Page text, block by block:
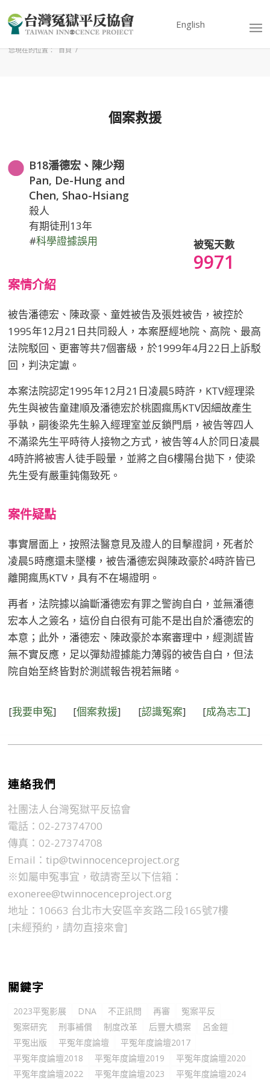
English
您現在的位置： 首頁 /
個案救援
被冤天數
9971
B18潘德宏、陳少翔
Pan, De-Hung and
Chen, Shao-Hsiang
殺人
有期徒刑13年
#科學證據誤用
案情介紹
被告潘德宏、陳政豪、童姓被告及張姓被告，被控於
1995年12月21日共同殺人，本案歷經地院、高院、最高
法院駁回、更審等共7個審級，於1999年4月22日上訴駁
回，判決定讞。
本案法院認定1995年12月21日凌晨5時許，KTV經理梁
先生與被告童建順及潘德宏於桃園瘋馬KTV因細故產生
爭執，嗣後梁先生躲入經理室並反鎖門扇，被告等四人
不滿梁先生平時待人接物之方式，被告等4人於同日凌晨
4時許將被害人徒手毆暈，並將之自6樓陽台拋下，使梁
先生受有嚴重鈍傷致死。
案件疑點
事實層面上，按照法醫意見及證人的目擊證詞，死者於
凌晨5時應還未墜樓，被告潘德宏與陳政豪於4時許皆已
離開瘋馬KTV，具有不在場證明。
再者，法院據以論斷潘德宏有罪之警詢自白，並無潘德
宏本人之簽名，這份自白很有可能不是出自於潘德宏的
本意；此外，潘德宏、陳政豪於本案審理中，經測謊皆
無不實反應，足以彈劾證據能力薄弱的被告自白，但法
院自始至終皆對於測謊報告視若無睹。
[我要申冤] [個案救援] [認識冤案] [成為志工]
連絡我們
社團法人台灣冤獄平反協會
電話：02-27374700
傳真：02-27374708
Email：tip@twinnocenceproject.org
※如屬申冤事宜，敬請寄至以下信箱：
exoneree@twinnocenceproject.org
地址：10663 台北市大安區辛亥路二段165號7樓
[未經預約，請勿直接來會]
關鍵字
2023平冤影展 DNA 不正訊問 再審
冤案平反
冤案研究
刑事補償 制度改革 后豐大橋案
呂金鎧
平冤出版
平冤年度論壇
平冤年度論壇2017
平冤年度論壇2018
平冤年度論壇2019
平冤年度論壇2020
平冤年度論壇2022
平冤年度論壇2023 平冤年度論壇2024